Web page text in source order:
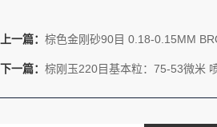
上一篇： 棕色金刚砂90目 0.18-0.15MM
下一篇： 棕刚玉220目基本粒：75-53微米